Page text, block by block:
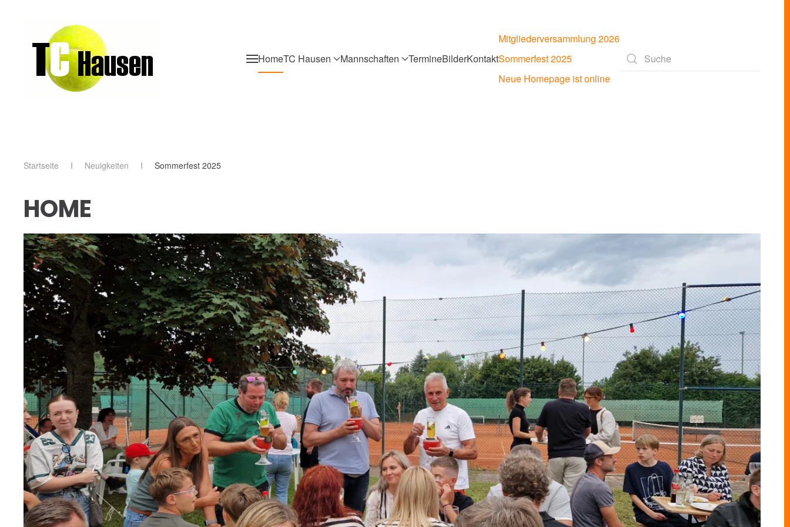
Skip to main content
HomeTC Hausen Mannschaften TermineBilderKontakt
Mitgliederversammlung 2026
Sommerfest 2025
Neue Homepage ist online
Startseite Neuigkeiten Sommerfest 2025
HOME